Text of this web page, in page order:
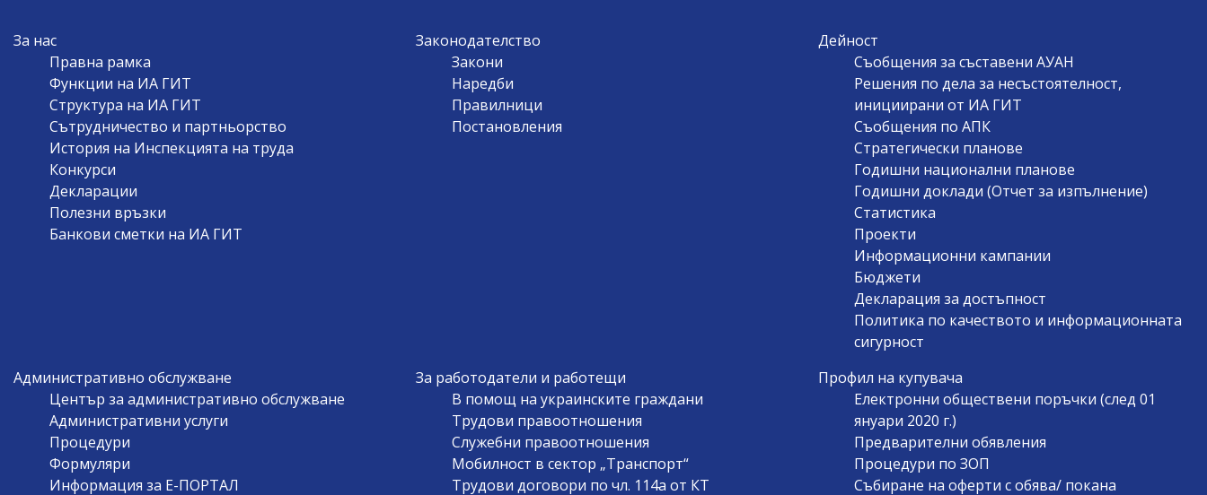
NAVIGATION
За нас
Правна рамка
Функции на ИА ГИТ
Структура на ИА ГИТ
Сътрудничество и партньорство
История на Инспекцията на труда
Конкурси
Декларации
Полезни връзки
Банкови сметки на ИА ГИТ
Законодателство
Закони
Наредби
Правилници
Постановления
Дейност
Съобщения за съставени АУАН
Решения по дела за несъстоятелност,
инициирани от ИА ГИТ
Съобщения по АПК
Стратегически планове
Годишни национални планове
Годишни доклади (Отчет за изпълнение)
Статистика
Проекти
Информационни кампании
Бюджети
Декларация за достъпност
Политика по качеството и информационната
сигурност
Административно обслужване
Център за административно обслужване
Административни услуги
Процедури
Формуляри
Информация за Е-ПОРТАЛ
За работодатели и работещи
В помощ на украинските граждани
Трудови правоотношения
Служебни правоотношения
Мобилност в сектор „Транспорт“
Трудови договори по чл. 114а от КТ
Профил на купувача
Електронни обществени поръчки (след 01
януари 2020 г.)
Предварителни обявления
Процедури по ЗОП
Събиране на оферти с обява/ покана